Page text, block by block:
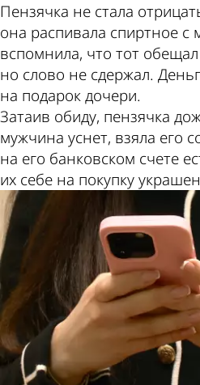
Пензячка не стала
она распивала спиртное с
вспомнила, что тот
но слово не сдержал.
на подарок дочери.
Затаив обиду, пензячка
мужчина уснет, взяла его
на его банковском счете
их себе на покупку